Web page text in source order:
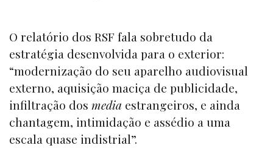
O relatório dos RSF fala sobretudo da
estratégia desenvolvida para o exterior:
“modernização do seu aparelho audiovisual
externo, aquisição maciça de publicidade,
infiltração dos media estrangeiros, e ainda
chantagem, intimidação e assédio a uma
escala quase indistrial”.